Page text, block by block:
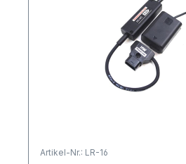
Artikel-Nr.: LR-16